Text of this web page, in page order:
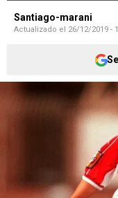
Santiago-marani
Actualizado el 26/12/2019 -